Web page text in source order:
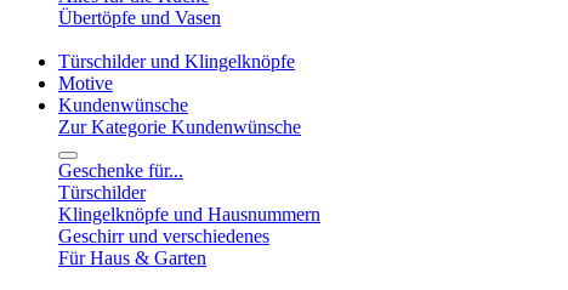
Übertöpfe und Vasen
Türschilder und Klingelknöpfe
Motive
Kundenwünsche
Zur Kategorie Kundenwünsche
Geschenke für...
Türschilder
Klingelknöpfe und Hausnummern
Geschirr und verschiedenes
Für Haus & Garten